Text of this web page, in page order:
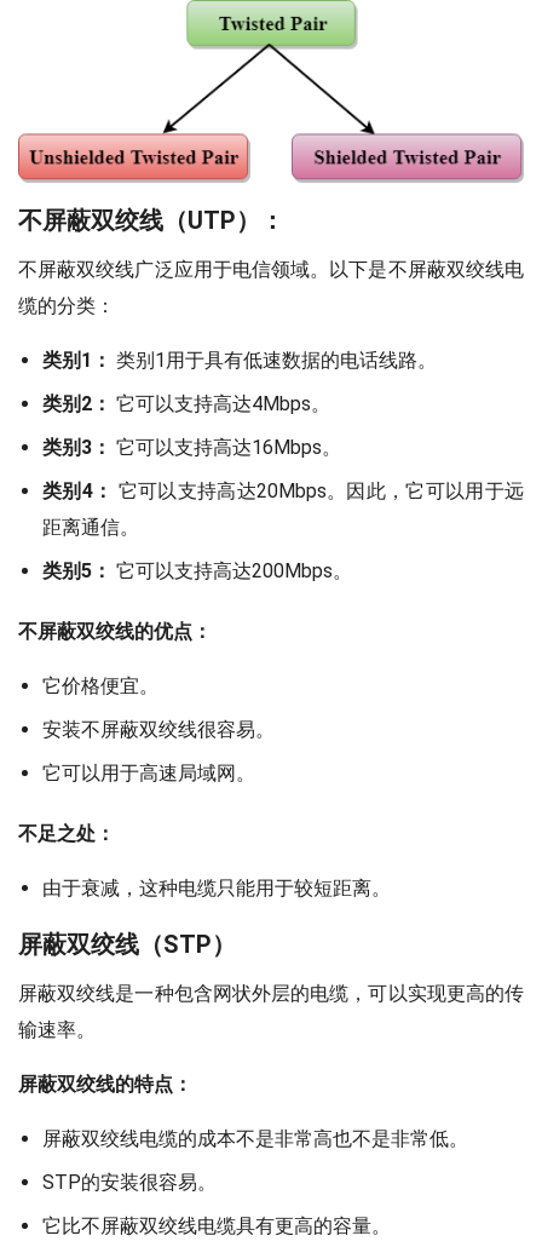
不屏蔽双绞线（UTP）：
不屏蔽双绞线广泛应用于电信领域。以下是不屏蔽双绞线电
缆的分类：
类别1： 类别1用于具有低速数据的电话线路。
类别2： 它可以支持高达4Mbps。
类别3： 它可以支持高达16Mbps。
类别4： 它可以支持高达20Mbps。因此，它可以用于远
距离通信。
类别5： 它可以支持高达200Mbps。
不屏蔽双绞线的优点：
它价格便宜。
安装不屏蔽双绞线很容易。
它可以用于高速局域网。
不足之处：
由于衰减，这种电缆只能用于较短距离。
屏蔽双绞线（STP）
屏蔽双绞线是一种包含网状外层的电缆，可以实现更高的传
输速率。
屏蔽双绞线的特点：
屏蔽双绞线电缆的成本不是非常高也不是非常低。
STP的安装很容易。
它比不屏蔽双绞线电缆具有更高的容量。